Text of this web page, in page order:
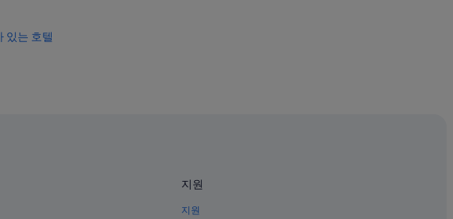
있는 호텔
고지 성당 근처 호텔
동반 가능 호텔
지원
지원